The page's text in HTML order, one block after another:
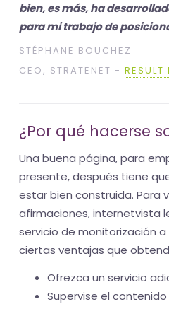
bien, es más, ha
para mi trabajo de
STÉPHANE BOUCHEZ
CEO, STRATENET - RESULT
¿Por qué hacerse
Una buena página, para
presente, después tiene
estar bien construida. Para
afirmaciones, internetvista
servicio de monitorización
ciertas ventajas que
Ofrezca un servicio
Supervise el